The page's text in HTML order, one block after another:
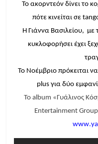
Το ακορντεόν δίνει το
πότε κινείται σε
HΓιάννα Βασιλείου,
κυκλοφορήσει έχει
Το Νοέμβριο πρόκειται
plus για δύο
Τοalbum «Γυάλινος
Entertainment Group
www.